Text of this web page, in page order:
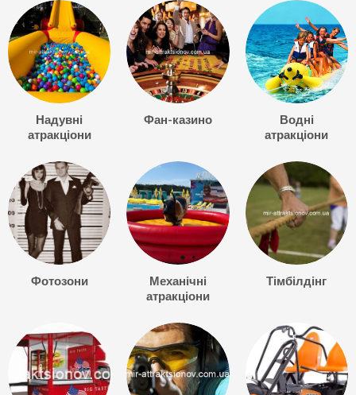
Надувні
атракціони
Фан-казино
Водні
атракціони
Фотозони
Механічні
атракціони
Тімбілдінг